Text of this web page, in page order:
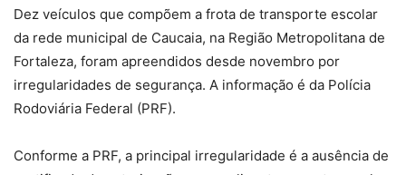
Dez veículos que compõem a frota de transporte escolar
da rede municipal de Caucaia, na Região Metropolitana de
Fortaleza, foram apreendidos desde novembro por
irregularidades de segurança. A informação é da Polícia
Rodoviária Federal (PRF).
Conforme a PRF, a principal irregularidade é a ausência de